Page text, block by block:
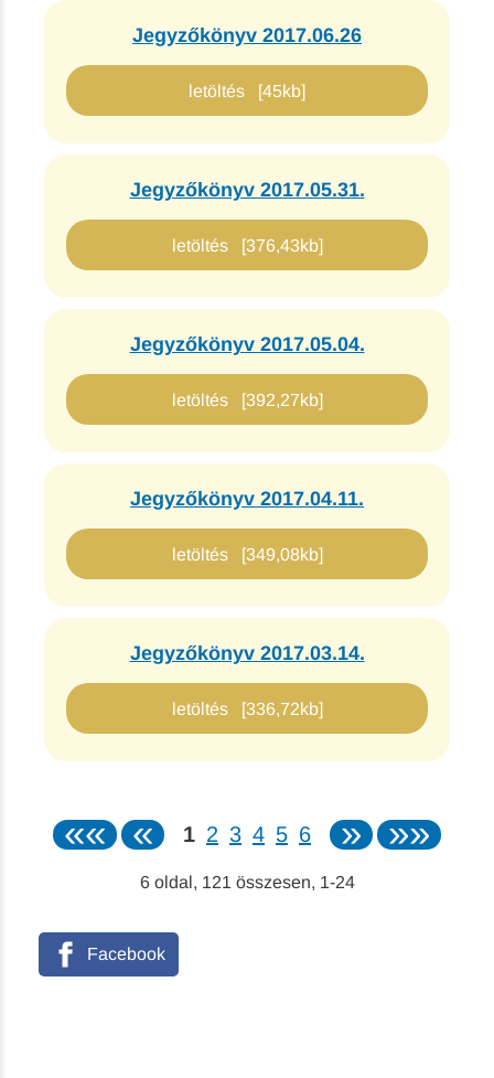
Jegyzőkönyv 2017.06.26
letöltés [45kb]
Jegyzőkönyv 2017.05.31.
letöltés [376,43kb]
Jegyzőkönyv 2017.05.04.
letöltés [392,27kb]
Jegyzőkönyv 2017.04.11.
letöltés [349,08kb]
Jegyzőkönyv 2017.03.14.
letöltés [336,72kb]
«« « 1 2 3 4 5 6 » »»
6 oldal, 121 összesen, 1-24
Facebook